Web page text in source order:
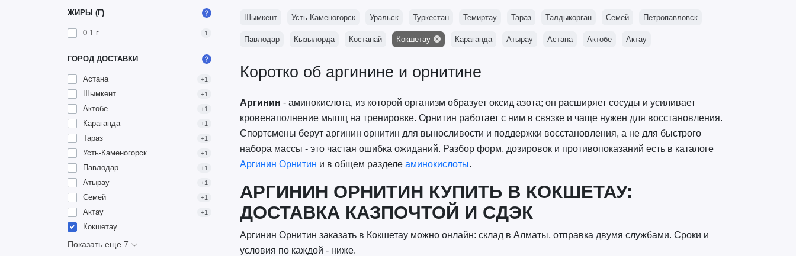
ЖИРЫ (Г)
0.1 г 1
ГОРОД ДОСТАВКИ
Астана +1
Шымкент +1
Актобе +1
Караганда +1
Тараз +1
Усть-Каменогорск +1
Павлодар +1
Атырау +1
Семей +1
Актау +1
Кокшетау
Показать еще 7
Шымкент Усть-Каменогорск Уральск Туркестан Темиртау Тараз Талдыкорган Семей Петропавловск
Павлодар Кызылорда Костанай Кокшетау Караганда Атырау Астана Актобе Актау
Коротко об аргинине и орнитине
Аргинин - аминокислота, из которой организм образует оксид азота; он расширяет сосуды и усиливает
кровенаполнение мышц на тренировке. Орнитин работает с ним в связке и чаще нужен для восстановления.
Спортсмены берут аргинин орнитин для выносливости и поддержки восстановления, а не для быстрого
набора массы - это частая ошибка ожиданий. Разбор форм, дозировок и противопоказаний есть в каталоге
Аргинин Орнитин и в общем разделе аминокислоты.
АРГИНИН ОРНИТИН КУПИТЬ В КОКШЕТАУ:
ДОСТАВКА КАЗПОЧТОЙ И СДЭК
Аргинин Орнитин заказать в Кокшетау можно онлайн: склад в Алматы, отправка двумя службами. Сроки и
условия по каждой - ниже.